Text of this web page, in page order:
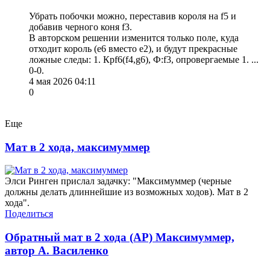
Убрать побочки можно, переставив короля на f5 и
добавив черного коня f3.
В авторском решении изменится только поле, куда
отходит король (е6 вместо е2), и будут прекрасные
ложные следы: 1. Крf6(f4,g6), Ф:f3, опровергаемые 1. ...
0-0.
4 мая 2026 04:11
0
Еще
Мат в 2 хода, максимуммер
Элси Ринген прислал задачку: "Максимуммер (черные
должны делать длиннейшие из возможных ходов). Мат в 2
хода".
Поделиться
Обратный мат в 2 хода (AP) Максимуммер,
автор А. Василенко